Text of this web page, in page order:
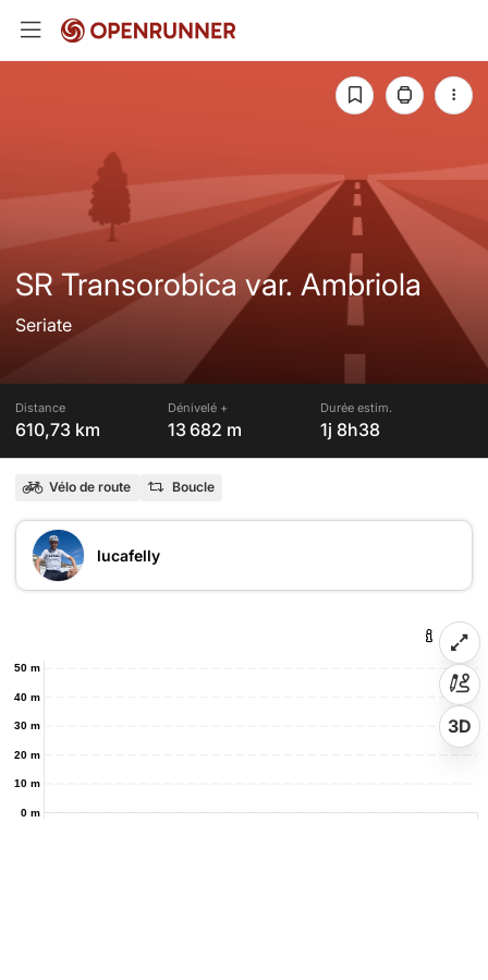
SR Transorobica var. Ambriola
Seriate
Distance
610,73 km
Dénivelé +
13 682 m
Durée estim.
1j 8h38
Vélo de route Boucle
lucafelly
0 m
10 m
20 m
30 m
40 m
50 m
3D